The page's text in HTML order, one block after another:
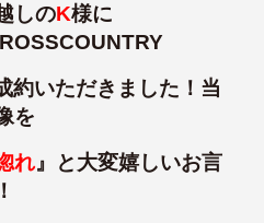
しのK様に
約いただきました！当
を
れ』と大変嬉しいお言